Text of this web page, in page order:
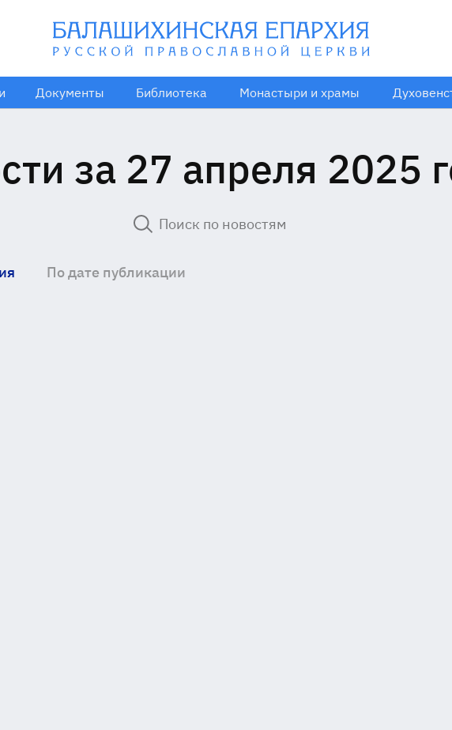
Документы Библиотека Монастыри и храмы
за 27 апреля 2025
По дате публикации